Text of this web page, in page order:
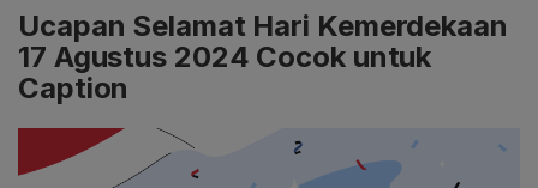
Ucapan Selamat Hari Kemerdekaan
17 Agustus 2024 Cocok untuk
Caption